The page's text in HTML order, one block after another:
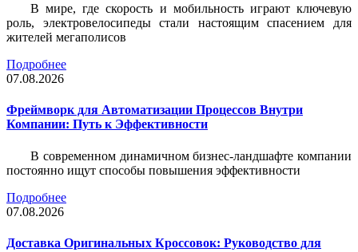
В мире, где скорость и мобильность играют ключевую
роль, электровелосипеды стали настоящим спасением для
жителей мегаполисов
Подробнее
07.08.2026
Фреймворк для Автоматизации Процессов Внутри
Компании: Путь к Эффективности
В современном динамичном бизнес-ландшафте компании
постоянно ищут способы повышения эффективности
Подробнее
07.08.2026
Доставка Оригинальных Кроссовок: Руководство для